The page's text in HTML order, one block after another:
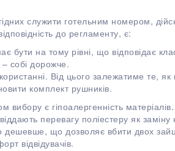
служити готельним номером,
до регламенту, є:
бути на тому рівні, що відповідає
– собі дорожче.
Від цього залежатиме те,
комплект рушників.
є гіпоалергенність
перевагу поліестеру як
що дозволяє вбити двох
відвідувачів.